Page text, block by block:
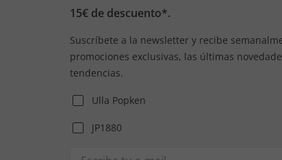
15€ de descuento*.
Suscríbete a la newsletter y recibe
promociones exclusivas, las últimas
tendencias.
Ulla Popken
JP1880